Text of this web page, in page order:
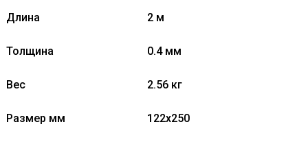
Длина
2 м
Толщина 0.4 мм
Вес 2.56 кг
Размер мм 122х250